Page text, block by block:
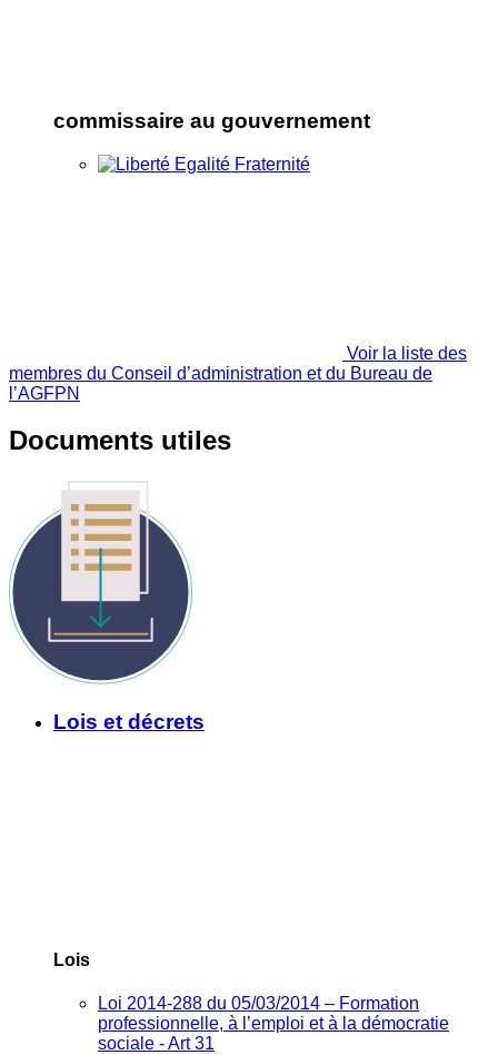
commissaire au gouvernement
Voir la liste des
membres du Conseil d’administration et du Bureau de
l’AGFPN
Documents utiles
Lois et décrets
Lois
Loi 2014-288 du 05/03/2014 – Formation
professionnelle, à l’emploi et à la démocratie
sociale - Art 31